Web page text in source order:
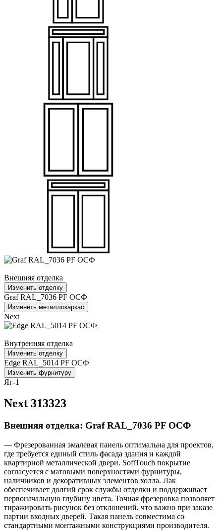
Внешняя отделка
Изменить отделку
Graf RAL_7036 PF ОСФ
Изменить металлокаркас
Next
Внутренняя отделка
Изменить отделку
Edge RAL_5014 PF ОСФ
Изменить фурнитуру
Яг-1
Next 313323
Внешняя отделка: Graf RAL_7036 PF ОСФ
— Фрезерованная эмалевая панель оптимальна для проектов,
где требуется единый стиль фасада здания и каждой
квартирной металлической двери. SoftTouch покрытие
согласуется с матовыми поверхностями фурнитуры,
наличников и декоративных элементов холла. Лак
обеспечивает долгий срок службы отделки и поддерживает
первоначальную глубину цвета. Точная фрезеровка позволяет
тиражировать рисунок без отклонений, что важно при заказе
партии входных дверей. Такая панель совместима со
стандартными монтажными конструкциями производителя.